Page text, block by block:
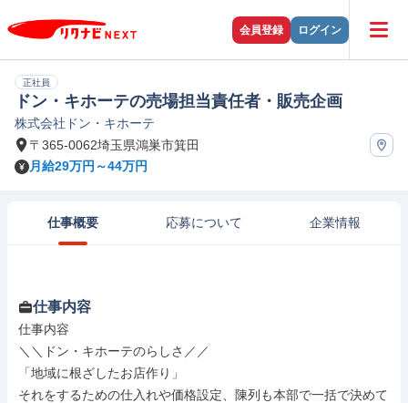
会員登録 ログイン
正社員
ドン・キホーテの売場担当責任者・販売企画
株式会社ドン・キホーテ
〒365-0062埼玉県鴻巣市箕田
月給29万円～44万円
仕事概要 応募について 企業情報
仕事内容
仕事内容
＼＼ドン・キホーテのらしさ／／
「地域に根ざしたお店作り」
それをするための仕入れや価格設定、陳列も本部で一括で決めて